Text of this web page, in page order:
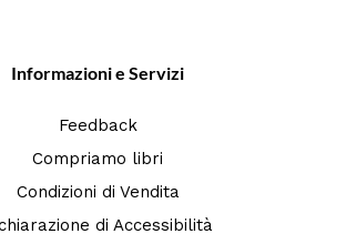
Informazioni e Servizi
Feedback
Compriamo libri
Condizioni di Vendita
di Accessibilità